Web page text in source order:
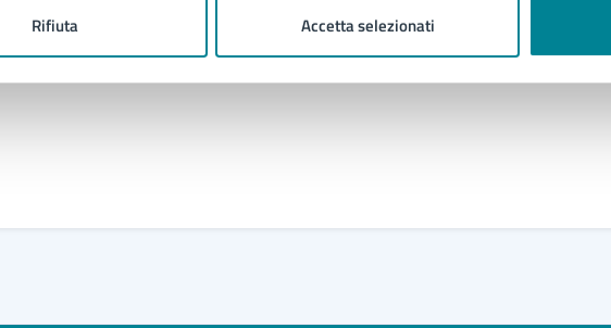
Rifiuta Accetta selezionati
abbattimento piante
piante